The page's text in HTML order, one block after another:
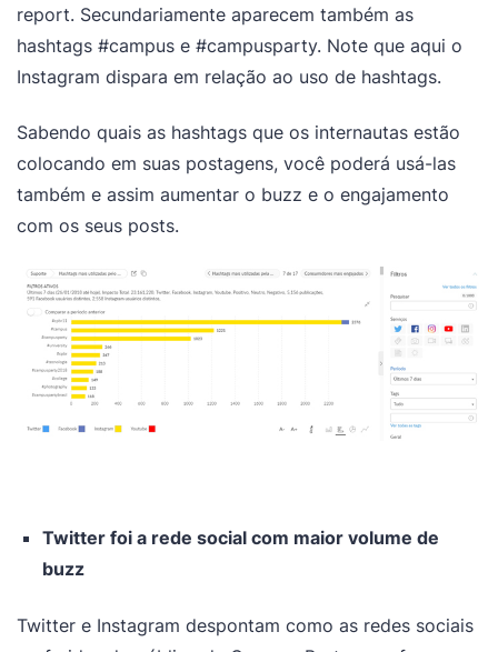
report. Secundariamente aparecem também as
hashtags #campus e #campusparty. Note que aqui o
Instagram dispara em relação ao uso de hashtags.
Sabendo quais as hashtags que os internautas estão
colocando em suas postagens, você poderá usá-las
também e assim aumentar o buzz e o engajamento
com os seus posts.
Twitter foi a rede social com maior volume de
buzz
Twitter e Instagram despontam como as redes sociais